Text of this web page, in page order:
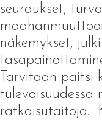
seuraukset,
näkemykset,
Tarvitaan paitsi
tulevaisuudessa
ratkaisutaitoja.